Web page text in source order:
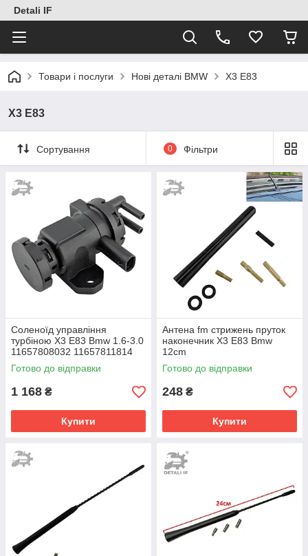
Detali IF
Товари і послуги Нові деталі BMW X3 E83
X3 E83
Сортування 0 Фільтри
Cоленоїд управління
турбіною X3 E83 Bmw 1.6-3.0
11657808032 11657811814
11658509323 11747796338
Готово до відправки
1 168 ₴
Купити
Антена fm стрижень пруток
наконечник X3 E83 Bmw
12cm
Готово до відправки
248 ₴
Купити